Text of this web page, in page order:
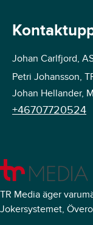
Johan Carlfjord,
Petri Johansson,
Johan Hellander,
+46707720524
TR Media äger
Jokersystemet,